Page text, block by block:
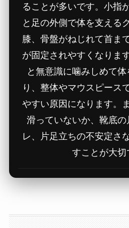
ることが多いです。小指
と足の外側で体を支える
膝、骨盤がねじれて首ま
が固定されやすくなりま
と無意識に噛みしめて
り、整体やマウスピース
やすい原因になります。
滑っていないか、靴底
レ、片足立ちの不安定さ
すことが大切